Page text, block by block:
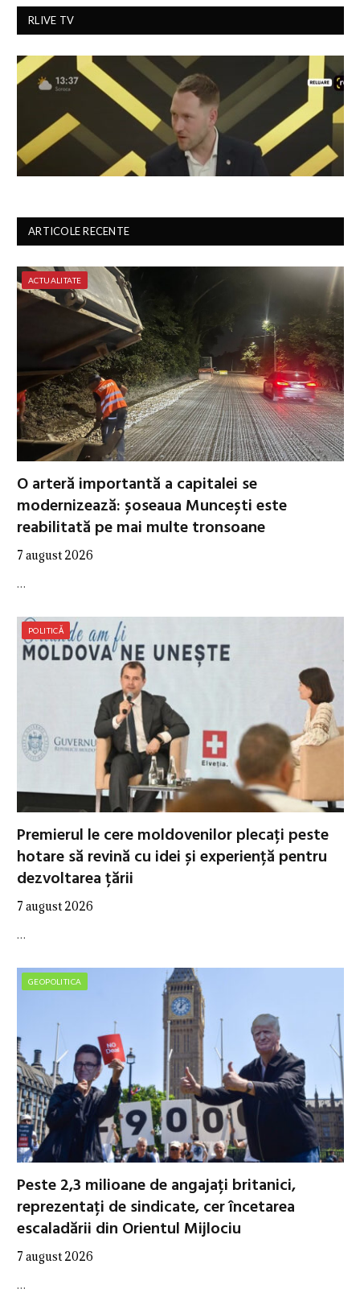
RLIVE TV
ARTICOLE RECENTE
ACTUALITATE
O arteră importantă a capitalei se
modernizează: șoseaua Muncești este
reabilitată pe mai multe tronsoane
7 august 2026
…
POLITICĂ
Premierul le cere moldovenilor plecați peste
hotare să revină cu idei și experiență pentru
dezvoltarea țării
7 august 2026
…
GEOPOLITICA
Peste 2,3 milioane de angajați britanici,
reprezentați de sindicate, cer încetarea
escaladării din Orientul Mijlociu
7 august 2026
…